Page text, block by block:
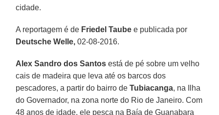
cidade.
A reportagem é de Friedel Taube e publicada por
Deutsche Welle, 02-08-2016.
Alex Sandro dos Santos está de pé sobre um velho
cais de madeira que leva até os barcos dos
pescadores, a partir do bairro deTubiacanga, na Ilha
do Governador, na zona norte do Rio de Janeiro. Com
48 anos de idade, ele pesca na Baía de Guanabara